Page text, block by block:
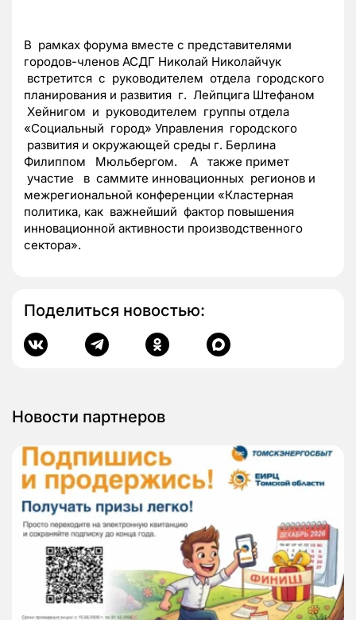
В рамках форума вместе с представителями
городов-членов АСДГ Николай Николайчук
встретится с руководителем отдела городского
планирования и развития г. Лейпцига Штефаном
Хейнигом и руководителем группы отдела
«Социальный город» Управления городского
развития и окружающей среды г. Берлина
Филиппом Мюльбергом. А также примет
участие в саммите инновационных регионов и
межрегиональной конференции «Кластерная
политика, как важнейший фактор повышения
инновационной активности производственного
сектора».
Поделиться новостью:
Новости партнеров